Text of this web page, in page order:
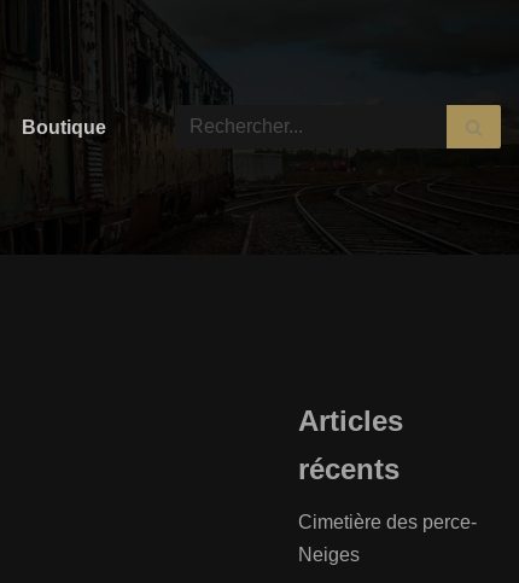
Boutique
Articles
récents
Cimetière des perce-
Neiges